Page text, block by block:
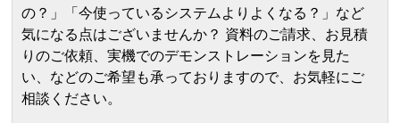
の？」「今使っているシステムよりよくなる？」など
気になる点はございませんか？ 資料のご請求、お見積
りのご依頼、実機でのデモンストレーションを見た
い、などのご希望も承っておりますので、お気軽にご
相談ください。